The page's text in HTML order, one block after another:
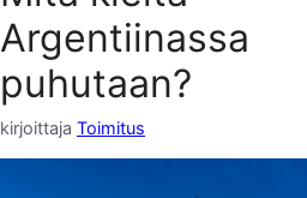
Argentiinassa
puhutaan?
kirjoittaja Toimitus